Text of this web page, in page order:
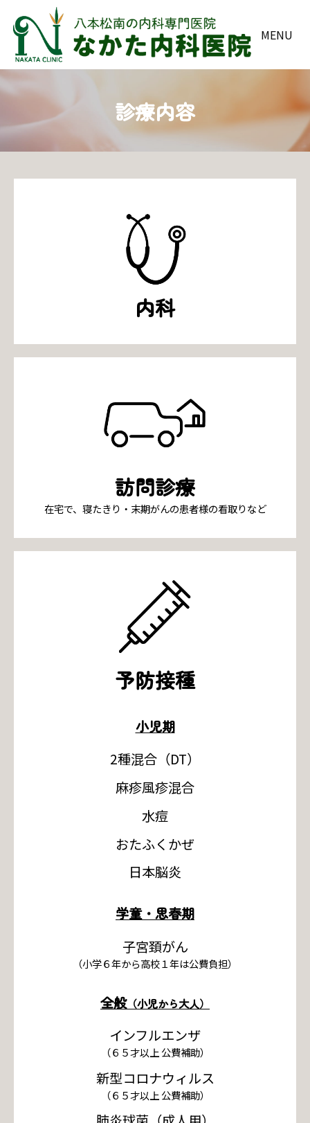
MENU
診療内容
内科
訪問診療
在宅で、寝たきり・末期がんの患者様の看取りなど
予防接種
小児期
2種混合（DT）
麻疹風疹混合
水痘
おたふくかぜ
日本脳炎
学童・思春期
子宮頚がん
（小学６年から高校１年は公費負担）
全般（小児から大人）
インフルエンザ
（６５才以上 公費補助）
新型コロナウィルス
（６５才以上 公費補助）